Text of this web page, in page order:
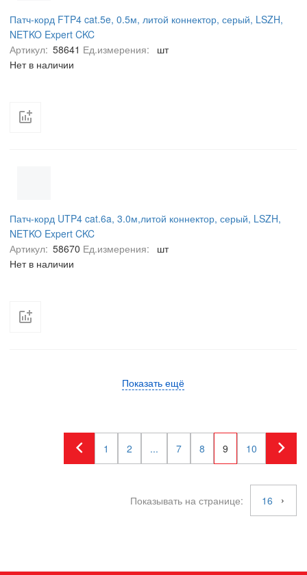
Патч-корд FTP4 cat.5e, 0.5м, литой коннектор, серый, LSZH,
NETKO Expert CKC
Артикул: 58641 Ед.измерения:
шт
Нет в наличии
Патч-корд UTP4 cat.6a, 3.0м,литой коннектор, серый, LSZH,
NETKO Expert CKC
Артикул: 58670 Ед.измерения:
шт
Нет в наличии
Показать ещё
1 2 ... 7 8 9 10
Показывать на странице: 16